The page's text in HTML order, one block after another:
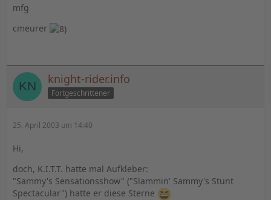
mfg
cmeurer
knight-rider.info
Fortgeschrittener
25. April 2003 um 14:40
Hi,
doch, K.I.T.T. hatte mal Aufkleber:
"Sammy's Sensationsshow" ("Slammin' Sammy's Stunt
Spectacular") hatte er diese Sterne